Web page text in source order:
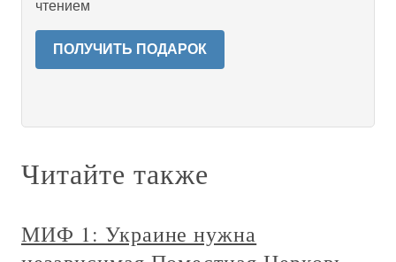
чтением
ПОЛУЧИТЬ ПОДАРОК
Читайте также
МИФ 1: Украине нужна